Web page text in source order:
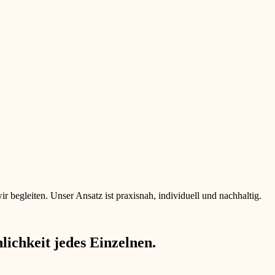
begleiten. Unser Ansatz ist praxisnah, individuell und nachhaltig.
jedes Einzelnen.